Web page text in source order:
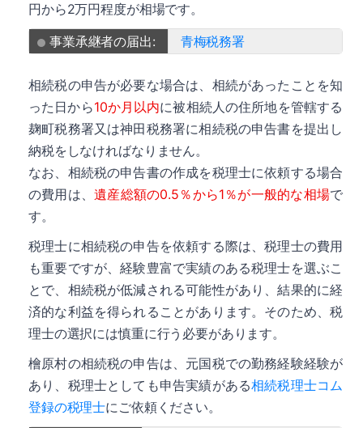
円から2万円程度が相場です。
事業承継者の届出:
青梅税務署
相続税の申告が必要な場合は、相続があったことを知
った日から10か月以内に被相続人の住所地を管轄する
麹町税務署又は神田税務署に相続税の申告書を提出し
納税をしなければなりません。
なお、相続税の申告書の作成を税理士に依頼する場合
の費用は、遺産総額の0.5％から1％が一般的な相場で
す。
税理士に相続税の申告を依頼する際は、税理士の費用
も重要ですが、経験豊富で実績のある税理士を選ぶこ
とで、相続税が低減される可能性があり、結果的に経
済的な利益を得られることがあります。そのため、税
理士の選択には慎重に行う必要があります。
檜原村の相続税の申告は、元国税での勤務経験経験が
あり、税理士としても申告実績がある相続税理士コム
登録の税理士にご依頼ください。